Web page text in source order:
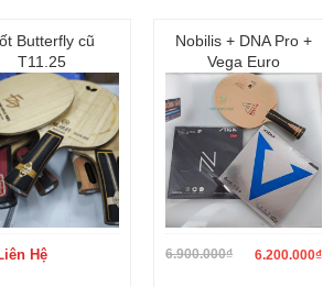
tôi hiện tại đang tích
đa dạng như hàng mới
vợt, tư vấn lắp đặt thiết kế
chí minh và đang tiếp tục
lượng dịch vụ ngày càng
Butterfly cũ
T11.25
Hệ
Nobilis + DNA Pro +
Vega Euro
6.900.000₫ 6.200.000₫